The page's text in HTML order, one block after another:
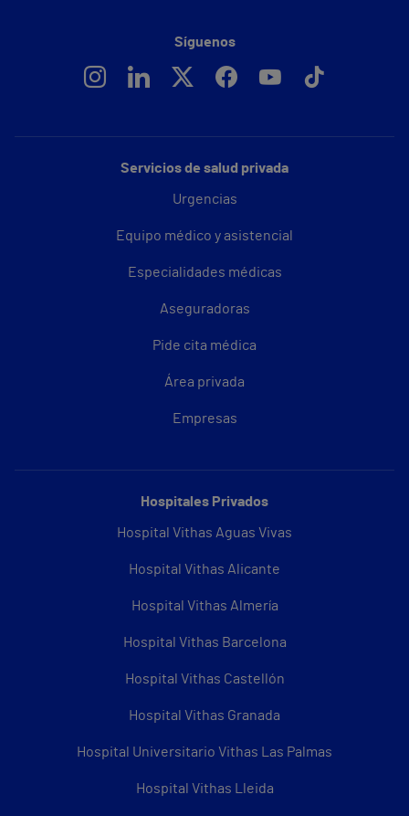
Servicios de salud privada
Urgencias
Equipo médico y asistencial
Especialidades médicas
Aseguradoras
Pide cita médica
Área privada
Empresas
Hospitales Privados
Hospital Vithas Aguas Vivas
Hospital Vithas Alicante
Hospital Vithas Almería
Hospital Vithas Barcelona
Hospital Vithas Castellón
Hospital Vithas Granada
Hospital Universitario Vithas Las Palmas
Hospital Vithas Lleida
Síguenos